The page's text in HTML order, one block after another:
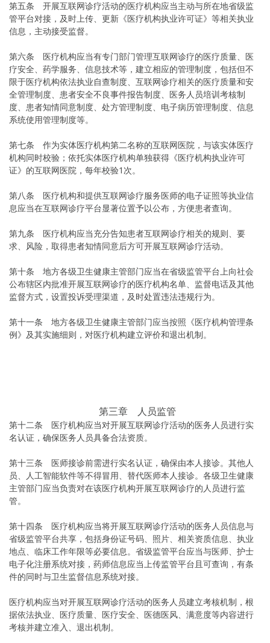
第五条 开展互联网诊疗活动的医疗机构应当主动与所在地省级监
管平台对接，及时上传、更新《医疗机构执业许可证》等相关执业
信息，主动接受监督。
第六条 医疗机构应当有专门部门管理互联网诊疗的医疗质量、医
疗安全、药学服务、信息技术等，建立相应的管理制度，包括但不
限于医疗机构依法执业自查制度、互联网诊疗相关的医疗质量和安
全管理制度、患者安全不良事件报告制度、医务人员培训考核制
度、患者知情同意制度、处方管理制度、电子病历管理制度、信息
系统使用管理制度等。
第七条 作为实体医疗机构第二名称的互联网医院，与该实体医疗
机构同时校验；依托实体医疗机构单独获得《医疗机构执业许可
证》的互联网医院，每年校验1次。
第八条 医疗机构和提供互联网诊疗服务医师的电子证照等执业信
息应当在互联网诊疗平台显著位置予以公布，方便患者查询。
第九条 医疗机构应当充分告知患者互联网诊疗相关的规则、要
求、风险，取得患者知情同意后方可开展互联网诊疗活动。
第十条 地方各级卫生健康主管部门应当在省级监管平台上向社会
公布辖区内批准开展互联网诊疗的医疗机构名单、监督电话及其他
监督方式，设置投诉受理渠道，及时处置违法违规行为。
第十一条 地方各级卫生健康主管部门应当按照《医疗机构管理条
例》及其实施细则，对医疗机构建立评价和退出机制。
第三章 人员监管
第十二条 医疗机构应当对开展互联网诊疗活动的医务人员进行实
名认证，确保医务人员具备合法资质。
第十三条 医师接诊前需进行实名认证，确保由本人接诊。其他人
员、人工智能软件等不得冒用、替代医师本人接诊。各级卫生健康
主管部门应当负责对在该医疗机构开展互联网诊疗的人员进行监
管。
第十四条 医疗机构应当将开展互联网诊疗活动的医务人员信息与
省级监管平台共享，包括身份证号码、照片、相关资质信息、执业
地点、临床工作年限等必要信息。省级监管平台应当与医师、护士
电子化注册系统对接，药师信息应当上传监管平台且可查询，有条
件的同时与卫生监督信息系统对接。
医疗机构应当对开展互联网诊疗活动的医务人员建立考核机制，根
据依法执业、医疗质量、医疗安全、医德医风、满意度等内容进行
考核并建立准入、退出机制。